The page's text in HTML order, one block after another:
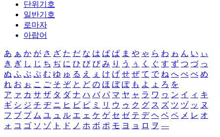
단위기호
일반기호
로마자
아랍어
あ ぁ か が さ ざ た だ な は ば ぱ ま や ゃ ら わ ゎ ん い ぃ
き ぎ し じ ち ぢ に ひ び ぴ み り う ぅ く ぐ す ず つ づ っ
ぬ ふ ぶ ぷ む ゆ ゅ る え ぇ け げ せ ぜ て で ね へ べ ぺ め
れ お ぉ こ ご そ ぞ と ど の ほ ぼ ぽ も よ ょ ろ を
ア ァ カ サ ザ タ ダ ナ ハ バ パ マ ヤ ャ ラ ワ ヮ ン イ ィ キ
ギ シ ジ チ ヂ ニ ヒ ビ ピ ミ リ ウ ゥ ク グ ス ズ ツ ヅ ッ ヌ
フ ブ プ ム ユ ュ ル エ ェ ケ ゲ セ ゼ テ デ ヘ ベ ペ メ レ オ
ォ コ ゴ ソ ゾ ト ド ノ ホ ボ ポ モ ヨ ョ ロ ヲ ―